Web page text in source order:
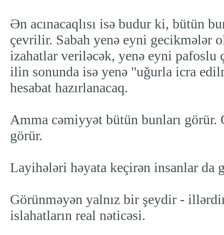
Ən acınacaqlısı isə budur ki, bütün
çevrilir. Sabah yenə eyni gecikmələr
izahatlar veriləcək, yenə eyni pafoslu
ilin sonunda isə yenə "uğurla icra
hesabat hazırlanacaq.
Amma cəmiyyət bütün bunları görür.
görür.
Layihələri həyata keçirən insanlar da
Görünməyən yalnız bir şeydir -
islahatların real nəticəsi.